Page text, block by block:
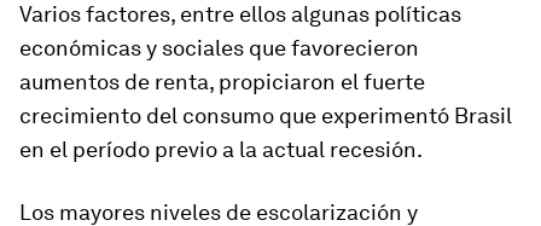
Varios factores, entre ellos algunas políticas
económicas y sociales que favorecieron
aumentos de renta, propiciaron el fuerte
crecimiento del consumo que experimentó Brasil
en el período previo a la actual recesión.
Los mayores niveles de escolarización y